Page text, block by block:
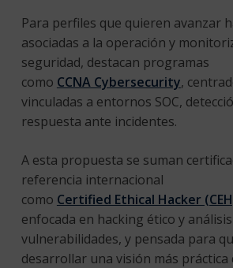
Para perfiles que quieren avanzar
asociadas a la operación y
seguridad, destacan programas
como CCNA Cybersecurity,
vinculadas a entornos SOC,
respuesta ante incidentes.
A esta propuesta se suman
referencia internacional
como Certified Ethical Hacker
enfocada en hacking ético y
vulnerabilidades, y pensada para
desarrollar una visión más práctica